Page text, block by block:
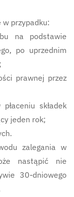
w przypadku:
na podstawie
po uprzednim
prawnej przez
składek
jeden rok;
zalegania w
nastąpić nie
30-dniowego